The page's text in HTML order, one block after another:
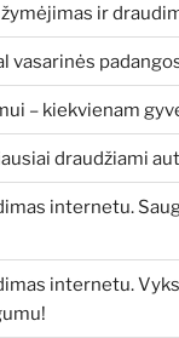
ir
vasarinės
– kiekvienam
draudžiami
internetu.
internetu.